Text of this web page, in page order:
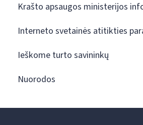
Krašto apsaugos ministerijos
Interneto svetainės atitikties
Ieškome turto savininkų
Nuorodos